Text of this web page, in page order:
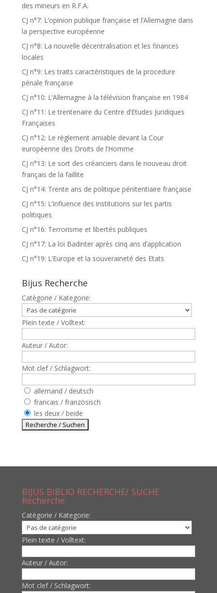
des mineurs en R.F.A.
CJ n°7: L’opinion publique française et l’Allemagne dans
la perspective européenne
CJ n°8: La nouvelle décentralisation et les finances
locales
CJ n°9: Les traits caractéristiques de la procedure
pénale française
CJ n°10: L’Allemagne à la télévision française en 1984
CJ n°11: Le trentenaire du Centre d’Etudes Juridiques
Françaises
CJ n°12: Le règlement amiable devant la Cour
européenne des Droits de l’Homme
CJ n°13: Le sort des créanciers dans le nouveau droit
français de la faillite
CJ n°14: Trente ans de politique pénitentiaire française
CJ n°15: L’influence des institutions sur les partis
politiques
CJ n°16: Terrorisme et libertés publiques
CJ n°17: La loi Badinter après cinq ans d’application
CJ n°19: L’Europe et la souveraineté des Etats
Bijus Recherche
Catègorie / Kategorie:
Plein texte / Volltext:
Auteur / Autor:
Mot clef / Schlagwort:
allemand / deutsch
francais / französisch
les deux / beide
BIJUS BIBLIO RECHERCHE/ SUCHE
Recherche
Catègorie / Kategorie:
Plein texte / Volltext:
Auteur / Autor:
Mot clef / Schlagwort: